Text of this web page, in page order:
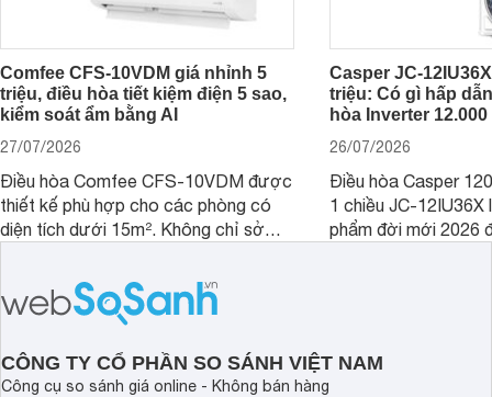
Comfee CFS-10VDM giá nhỉnh 5
triệu, điều hòa tiết kiệm điện 5 sao,
kiểm soát ẩm bằng AI
27/07/2026
Điều hòa Comfee CFS-10VDM được
thiết kế phù hợp cho các phòng có
diện tích dưới 15m². Không chỉ sở
điện, sản phẩm còn có khả năng kiểm
soát độ ẩm hiệu quả cùng nhiều tính
năng hiện đại, trong khi vẫn duy trì
mức giá dễ tiếp cận.
Casper JC-
triệu: Có gì hấp
hòa Inverter
26/07/2026
Điều hòa Casper
1 chiều JC-12IU36X
phẩm đời mới 2026
CÔNG TY CỔ PHẦN SO SÁNH VIỆT NAM
Công cụ so sánh giá online - Không bán hàng